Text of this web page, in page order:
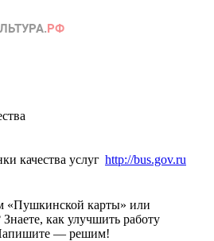
http://bus.gov.ru
«Пушкинской карты» или
как улучшить работу
— решим!